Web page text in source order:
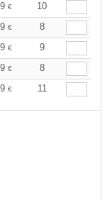
€
10
€
8
€
9
€
8
€ 11